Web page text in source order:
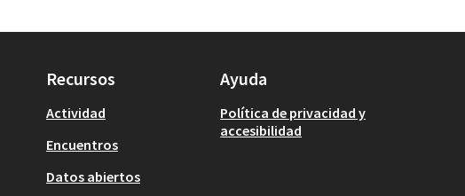
Recursos
Actividad
Encuentros
Datos abiertos
Ayuda
Política de privacidad y
accesibilidad